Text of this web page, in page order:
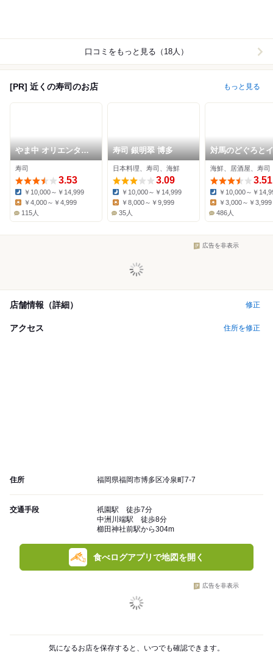
口コミをもっと見る（18人）
[PR] 近くの寿司のお店 もっと見る
やま中 オリエンタル
ホテル福岡 博多ステ
ーション店
寿司
3.53
Dinner:
￥10,000～￥14,999
￥4,000～￥4,999
115人
寿司 銀明翠 博多
日本料理、寿司、海鮮
3.09
Dinner:
￥10,000～￥14,999
Lunch:
￥8,000～￥9,999
35人
対馬のどぐろと
き造り 博多 魚蔵
テル店
海鮮、居酒屋、寿司
3.51
Dinner:
￥10,000～￥
￥3,000～￥3,999
486人
広告を非表示
店舗情報（詳細） 修正
アクセス 住所を修正
住所 福岡県福岡市博多区冷泉町7-7
交通手段
祇園駅 徒歩7分
中洲川端駅 徒歩8分
櫛田神社前駅から304m
食べログアプリで地図を開く
広告を非表示
気になるお店を保存すると、いつでも確認できます。